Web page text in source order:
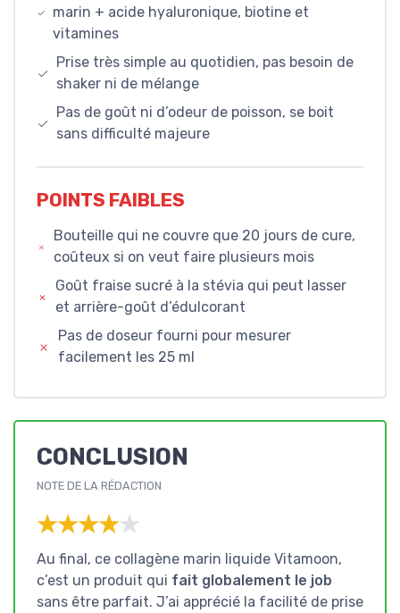
marin + acide hyaluronique, biotine et
vitamines
Prise très simple au quotidien, pas besoin de
shaker ni de mélange
Pas de goût ni d’odeur de poisson, se boit
sans difficulté majeure
POINTS FAIBLES
Bouteille qui ne couvre que 20 jours de cure,
coûteux si on veut faire plusieurs mois
Goût fraise sucré à la stévia qui peut lasser
et arrière-goût d’édulcorant
Pas de doseur fourni pour mesurer
facilement les 25 ml
CONCLUSION
NOTE DE LA RÉDACTION
★★★★★
★★★★★
Au final, ce collagène marin liquide Vitamoon,
c’est un produit qui fait globalement le job
sans être parfait. J’ai apprécié la facilité de prise